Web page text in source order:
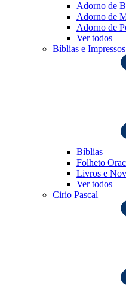
Adorno de
Adorno de
Adorno de
Ver todos
Bíblias e Impressos
Bíblias
Folheto
Livros e
Ver todos
Cirio Pascal